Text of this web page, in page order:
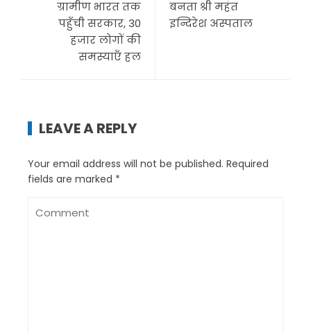
ग्रामीण भारत तक
पहुँची सरकार, 30
हजार लोगों की
समस्याएँ हल
बनता श्री महंत
इन्दिरेश अस्पताल
LEAVE A REPLY
Your email address will not be published. Required
fields are marked *